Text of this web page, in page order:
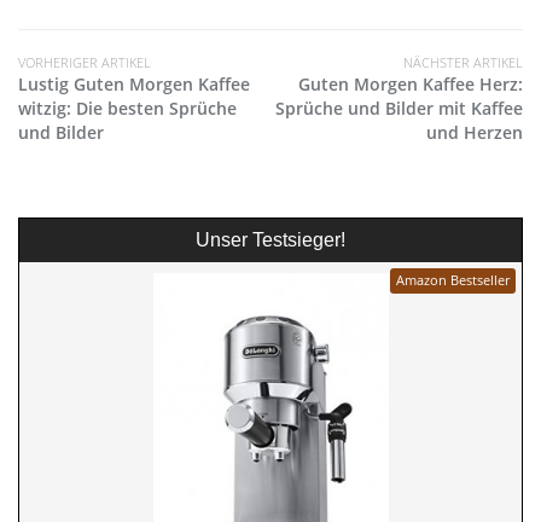
VORHERIGER ARTIKEL
Lustig Guten Morgen Kaffee
witzig: Die besten Sprüche
und Bilder
NÄCHSTER ARTIKEL
Guten Morgen Kaffee Herz:
Sprüche und Bilder mit Kaffee
und Herzen
Unser Testsieger!
Amazon Bestseller